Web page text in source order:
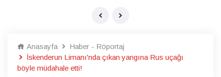
Anasayfa
Haber - Röportaj
İskenderun Limanı'nda çıkan yangına Rus uçağı
böyle müdahale etti!